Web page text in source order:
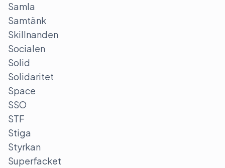
Samla
Samtänk
Skillnanden
Socialen
Solid
Solidaritet
Space
SSO
STF
Stiga
Styrkan
Superfacket